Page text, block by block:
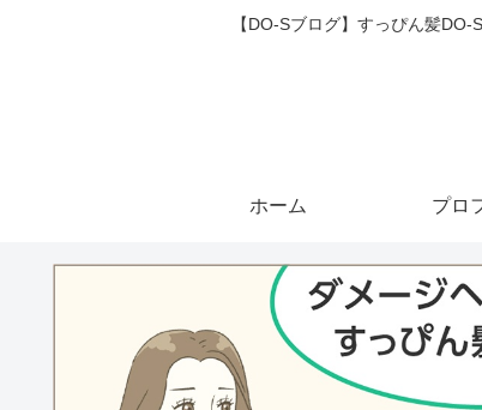
【DO-Sブログ】すっぴん髪
ホーム プロ